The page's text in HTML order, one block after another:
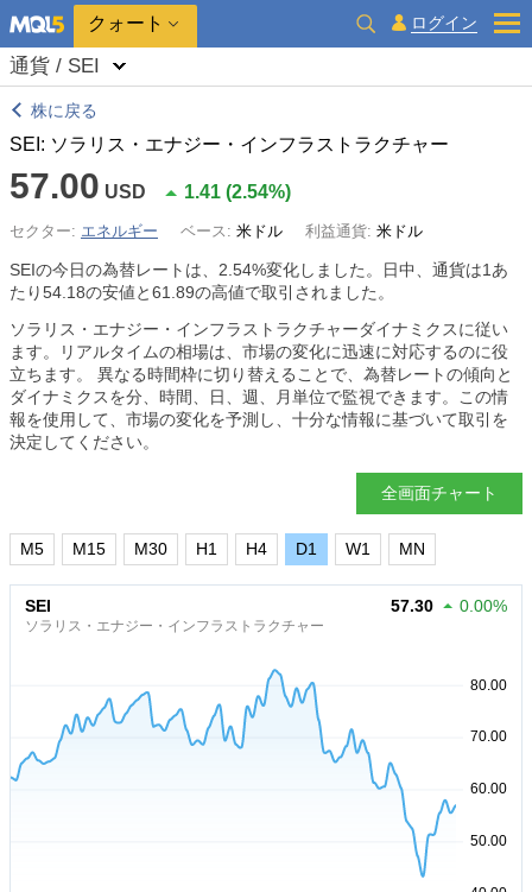
クォート ログイン
通貨 / SEI
株に戻る
SEI: ソラリス・エナジー・インフラストラクチャー
57.00 USD 1.41 (2.54%)
セクター: エネルギー ベース: 米ドル 利益通貨: 米ドル
SEIの今日の為替レートは、 2.54%変化しました。日中、通貨は1あ
たり54.18の安値と61.89の高値で取引されました。
ソラリス・エナジー・インフラストラクチャーダイナミクスに従い
ます。リアルタイムの相場は、市場の変化に迅速に対応するのに役
立ちます。 異なる時間枠に切り替えることで、為替レートの傾向と
ダイナミクスを分、時間、日、週、月単位で監視できます。この情
報を使用して、市場の変化を予測し、十分な情報に基づいて取引を
決定してください。
全画面チャート
M5 M15 M30 H1 H4 D1 W1 MN
SEI
ソラリス・エナジー・インフラストラクチャー
57.30 0.00%